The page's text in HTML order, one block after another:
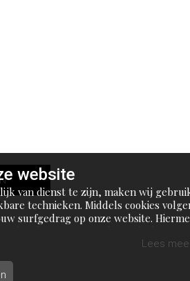
website
van dienst te zijn, maken wij
technieken. Middels cookies
surfgedrag op onze website.
Lees